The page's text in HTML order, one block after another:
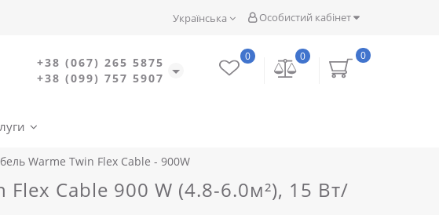
Особистий кабінет
Українська
+38 (067) 265 5875
+38 (099) 757 5907
0
0
0
Warme Twin Flex Cable - 900W
Cable 900 W (4.8-6.0м²), 15 Вт/